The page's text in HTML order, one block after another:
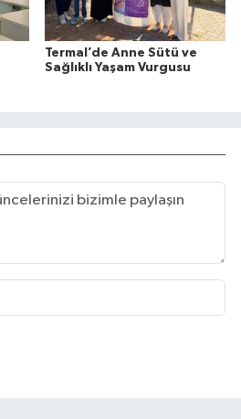
Termal’de Anne Sütü ve
Sağlıklı Yaşam Vurgusu